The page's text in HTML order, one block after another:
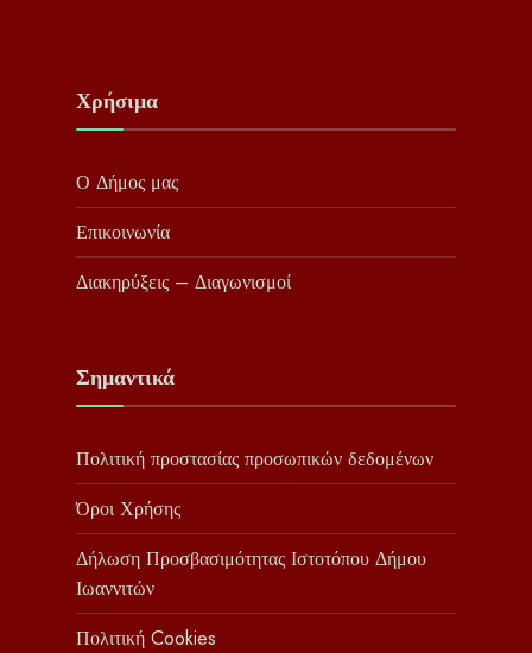
Χρήσιμα
Ο Δήμος μας
Επικοινωνία
Διακηρύξεις – Διαγωνισμοί
Σημαντικά
Πολιτική προστασίας προσωπικών δεδομένων
Όροι Χρήσης
Δήλωση Προσβασιμότητας Ιστοτόπου Δήμου
Ιωαννιτών
Πολιτική Cookies